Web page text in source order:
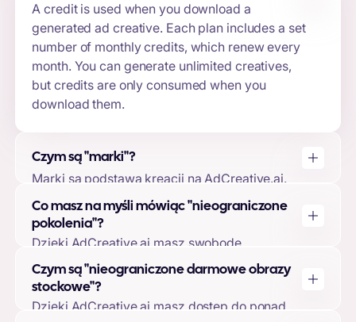
A credit is used when you download a
generated ad creative. Each plan includes a set
number of monthly credits, which renew every
month. You can generate unlimited creatives,
but credits are only consumed when you
download them.
Czym są "marki"?
Marki są podstawą kreacji na AdCreative.ai.
Tworząc markę, możesz przesłać swoje logo,
kolory marki, opisy marki i połączyć swoje
konta reklamowe. Pozwala to naszemu
projekty kreatywne i przewidywania do marki,
zapewniając najwyższą jakość wyników.
Co masz na myśli mówiąc "nieograniczone
pokolenia"?
Dzięki AdCreative.ai masz swobodę
generowania dowolnej liczby kreacji,
niezależnie od tego, czy wykorzystałeś
wszystkie pobrane pliki, czy nie. Pobrane pliki
Czym są "nieograniczone darmowe obrazy
stockowe"?
Dzięki AdCreative.ai masz dostęp do ponad